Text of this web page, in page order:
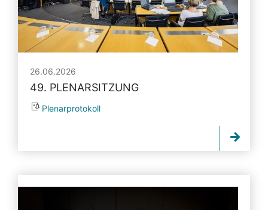
26.06.2026
49. PLENARSITZUNG
Plenarprotokoll